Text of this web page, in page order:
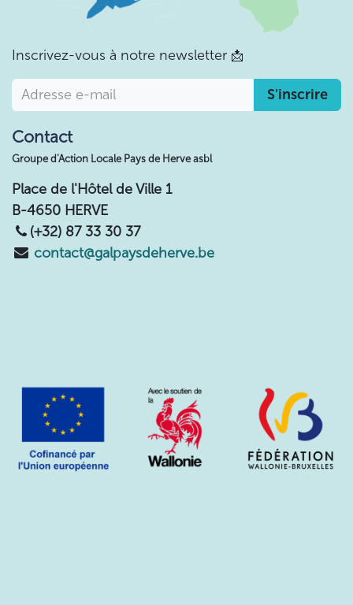
Inscrivez-vous à notre newsletter 📩
S'inscrire
Contact
Groupe d'Action Locale Pays de Herve asbl
Place de l'Hôtel de Ville 1
B-4650 HERVE
(+32) 87 33 30 37
contact@galpaysdeherve.be